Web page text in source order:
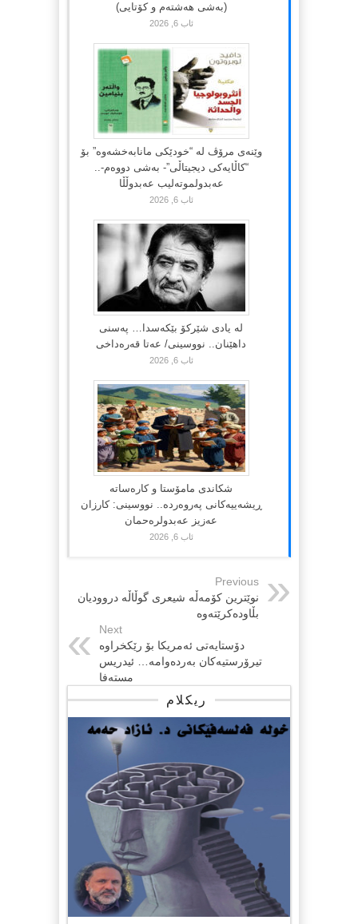
(بەشی هەشتەم و کۆتایی)
ئاب 6, 2026
وێنەی مرۆڤ لە “خودێکی مانابەخشەوە” بۆ
“کاڵایەکی دیجیتاڵی”- بەشی دووەم-..
عەبدولموتەلیب عەبدوڵڵا
ئاب 6, 2026
لە یادی شێرکۆ بێکەسدا… پەسنی
داهێنان.. نووسینی/ عەتا قەرەداخی
ئاب 6, 2026
شکاندی مامۆستا و کارەساتە
ڕیشەییەکانی پەروەردە.. نووسینی: کارزان
عەزیز عەبدولرەحمان
ئاب 6, 2026
Previous
نوێترین کۆمەڵە شیعری گوڵاڵە دروودیان
بڵاودەکرێتەوە
Next
دۆستایەتی ئەمریکا بۆ رێکخراوە
تیرۆرستیەکان بەردەوامە… ئیدریس
مستەفا
ریکلام